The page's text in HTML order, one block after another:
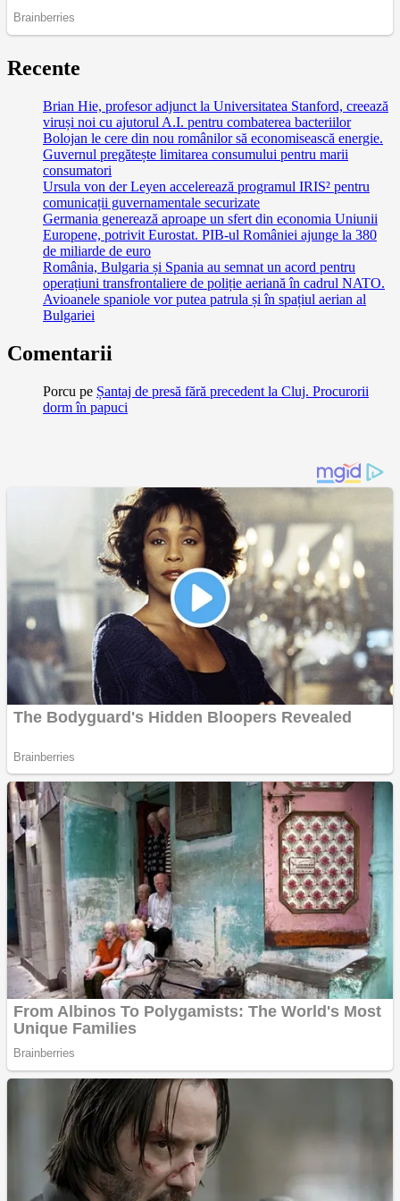
Recente
Brian Hie, profesor adjunct la Universitatea Stanford, creează
viruși noi cu ajutorul A.I. pentru combaterea bacteriilor
Bolojan le cere din nou românilor să economisească energie.
Guvernul pregătește limitarea consumului pentru marii
consumatori
Ursula von der Leyen accelerează programul IRIS² pentru
comunicații guvernamentale securizate
Germania generează aproape un sfert din economia Uniunii
Europene, potrivit Eurostat. PIB-ul României ajunge la 380
de miliarde de euro
România, Bulgaria și Spania au semnat un acord pentru
operațiuni transfrontaliere de poliție aeriană în cadrul NATO.
Avioanele spaniole vor putea patrula și în spațiul aerian al
Bulgariei
Comentarii
Porcu pe Șantaj de presă fără precedent la Cluj. Procurorii
dorm în papuci